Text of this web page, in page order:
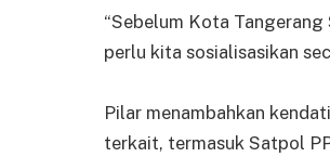
“Sebelum Kota
perlu kita sosialisasikan
Pilar menambahkan
terkait, termasuk Satpol